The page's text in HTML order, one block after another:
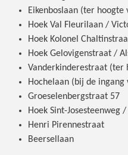
Eikenboslaan (ter hoogte
Hoek Val Fleurilaan /
Hoek Kolonel
Hoek Gelovigenstraat /
Vanderkinderestraat (ter
Hochelaan (bij de ingang
Groeselenbergstraat 57
Hoek Sint-Josesteenweg
Henri Pirennestraat
Beersellaan